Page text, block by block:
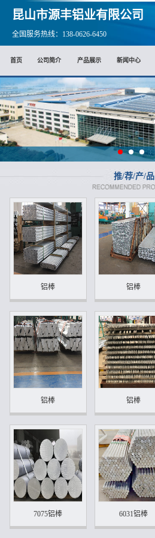
昆山市源丰铝业有限公司
全国服务热线：138-0626-6450
首页 公司简介 产品展示 新闻中心
推/荐/产/品
铝棒 铝棒
铝棒 铝棒
7075铝棒 6031铝棒